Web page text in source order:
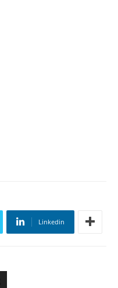
Linkedin